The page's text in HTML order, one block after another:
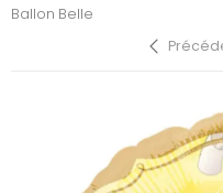
Ballon Belle